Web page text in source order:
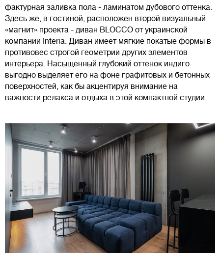
фактурная заливка пола - ламинатом дубового оттенка.
Здесь же, в гостиной, расположен второй визуальный
«магнит» проекта - диван BLOCCO от украинской
компании Interia. Диван имеет мягкие покатые формы в
противовес строгой геометрии других элементов
интерьера. Насыщенный глубокий оттенок индиго
выгодно выделяет его на фоне графитовых и бетонных
поверхностей, как бы акцентируя внимание на
важности релакса и отдыха в этой компактной студии.